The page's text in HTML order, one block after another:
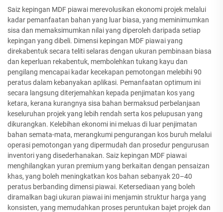
Saiz kepingan MDF piawai merevolusikan ekonomi projek melalui
kadar pemanfaatan bahan yang luar biasa, yang meminimumkan
sisa dan memaksimumkan nilai yang diperoleh daripada setiap
kepingan yang dibeli. Dimensi kepingan MDF piawai yang
direkabentuk secara teliti selaras dengan ukuran pembinaan biasa
dan keperluan rekabentuk, membolehkan tukang kayu dan
pengilang mencapai kadar kecekapan pemotongan melebihi 90
peratus dalam kebanyakan aplikasi. Pemanfaatan optimum ini
secara langsung diterjemahkan kepada penjimatan kos yang
ketara, kerana kurangnya sisa bahan bermaksud perbelanjaan
keseluruhan projek yang lebih rendah serta kos pelupusan yang
dikurangkan. Kelebihan ekonomi ini meluas di luar penjimatan
bahan semata-mata, merangkumi pengurangan kos buruh melalui
operasi pemotongan yang dipermudah dan prosedur pengurusan
inventori yang disederhanakan. Saiz kepingan MDF piawai
menghilangkan yuran premium yang berkaitan dengan pensaizan
khas, yang boleh meningkatkan kos bahan sebanyak 20–40
peratus berbanding dimensi piawai. Ketersediaan yang boleh
diramalkan bagi ukuran piawai ini menjamin struktur harga yang
konsisten, yang memudahkan proses peruntukan bajet projek dan